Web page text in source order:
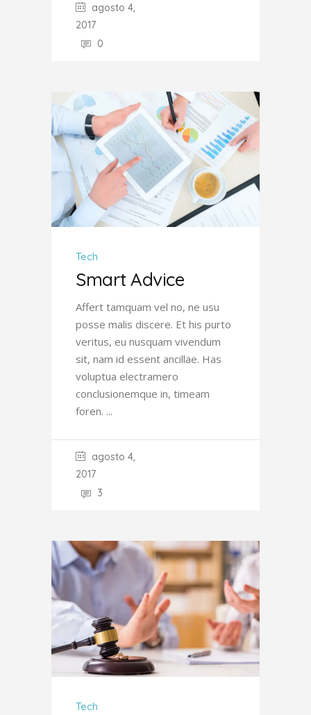
agosto 4,
2017
0
Tech
Smart Advice
Affert tamquam vel no, ne usu
posse malis discere. Et his purto
veritus, eu nusquam vivendum
sit, nam id essent ancillae. Has
voluptua electramero
conclusionemque in, timeam
foren.
agosto 4,
2017
3
Tech